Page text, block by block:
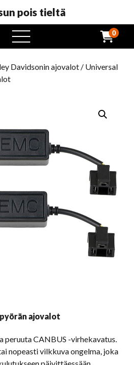
pois tieltä
avaa
valikko
0
Davidsonin ajovalot / Universal
ajovalot
peruuta CANBUS -virhekavatus.
nopeasti vilkkuva ongelma, joka